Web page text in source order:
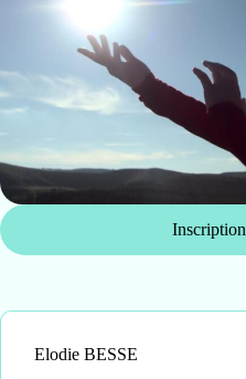
Elodie BESSE
Inscription